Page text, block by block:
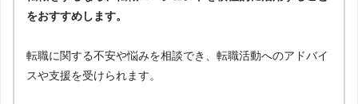
をおすすめします。
転職に関する不安や悩みを相談でき、転職活動へのアドバイ
スや支援を受けられます。